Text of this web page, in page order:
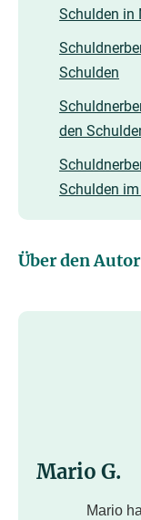
Schulden in
Schulden
den
Schulden
Über den Autor
Mario G.
Mario